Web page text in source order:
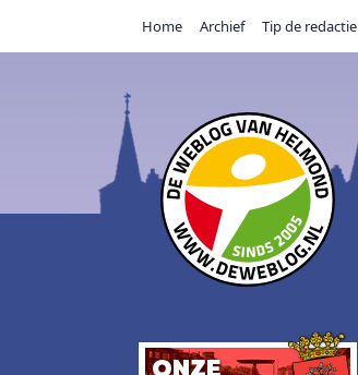
Home Archief Tip de redactie